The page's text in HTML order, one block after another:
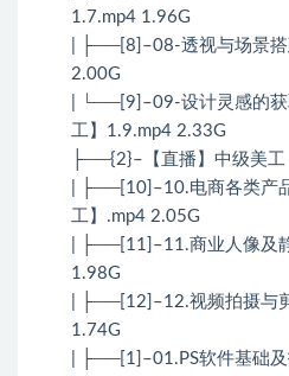
1.7.mp4 1.96G
| ├──[8]–08-透视与场景
2.00G
| └──[9]–09-设计灵感的
工】1.9.mp4 2.33G
├──{2}–【直播】中级美
| ├──[10]–10.电商各类产
工】.mp4 2.05G
| ├──[11]–11.商业人像及
1.98G
| ├──[12]–12.视频拍摄与
1.74G
| ├──[1]–01.PS软件基础